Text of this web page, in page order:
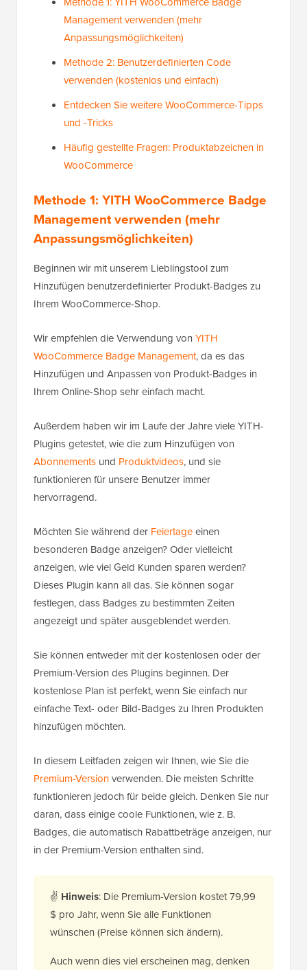
Management verwenden (mehr
Anpassungsmöglichkeiten)
Methode 2: Benutzerdefinierten Code
verwenden (kostenlos und einfach)
Entdecken Sie weitere WooCommerce-Tipps
und -Tricks
Häufig gestellte Fragen: Produktabzeichen in
WooCommerce
Methode 1: YITH WooCommerce Badge
Management verwenden (mehr
Anpassungsmöglichkeiten)
Beginnen wir mit unserem Lieblingstool zum
Hinzufügen benutzerdefinierter Produkt-Badges zu
Ihrem WooCommerce-Shop.
Wir empfehlen die Verwendung von YITH
WooCommerce Badge Management, da es das
Hinzufügen und Anpassen von Produkt-Badges in
Ihrem Online-Shop sehr einfach macht.
Außerdem haben wir im Laufe der Jahre viele YITH-
Plugins getestet, wie die zum Hinzufügen von
Abonnements und Produktvideos, und sie
funktionieren für unsere Benutzer immer
hervorragend.
Möchten Sie während der Feiertageeinen
besonderen Badge anzeigen? Oder vielleicht
anzeigen, wie viel Geld Kunden sparen werden?
Dieses Plugin kann all das. Sie können sogar
festlegen, dass Badges zu bestimmten Zeiten
angezeigt und später ausgeblendet werden.
Sie können entweder mit der kostenlosen oder der
Premium-Version des Plugins beginnen. Der
kostenlose Plan ist perfekt, wenn Sie einfach nur
einfache Text- oder Bild-Badges zu Ihren Produkten
hinzufügen möchten.
In diesem Leitfaden zeigen wir Ihnen, wie Sie die
Premium-Versionverwenden. Die meisten Schritte
funktionieren jedoch für beide gleich. Denken Sie nur
daran, dass einige coole Funktionen, wie z. B.
Badges, die automatisch Rabattbeträge anzeigen, nur
in der Premium-Version enthalten sind.
✌ Hinweis: Die Premium-Version kostet 79,99
$ pro Jahr, wenn Sie alle Funktionen
wünschen (Preise können sich ändern).
Auch wenn dies viel erscheinen mag, denken